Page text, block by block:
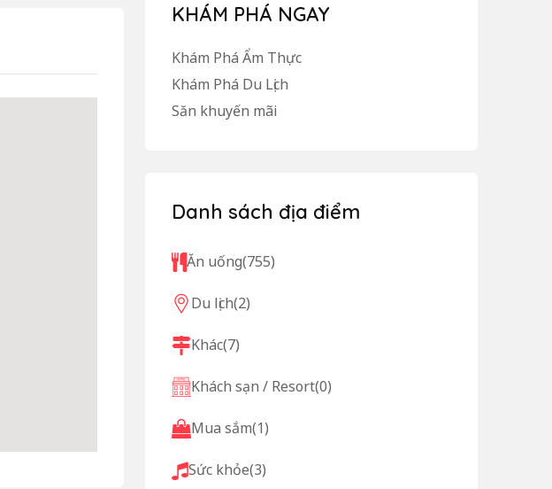
KHÁM PHÁ NGAY
Khám Phá Ẩm Thực
Khám Phá Du Lịch
Săn khuyến mãi
Danh sách địa điểm
Ăn uống(755)
Du lịch(2)
Khác(7)
Khách sạn / Resort(0)
Mua sắm(1)
Sức khỏe(3)